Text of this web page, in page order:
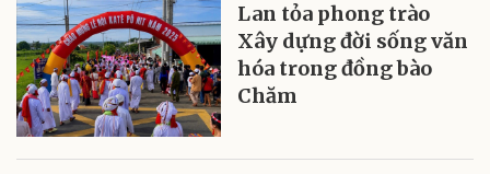
Lan tỏa phong trào
Xây dựng đời sống văn
hóa trong đồng bào
Chăm